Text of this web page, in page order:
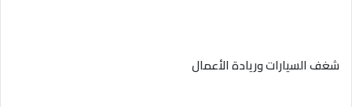
شغف السيارات وريادة الأعمال